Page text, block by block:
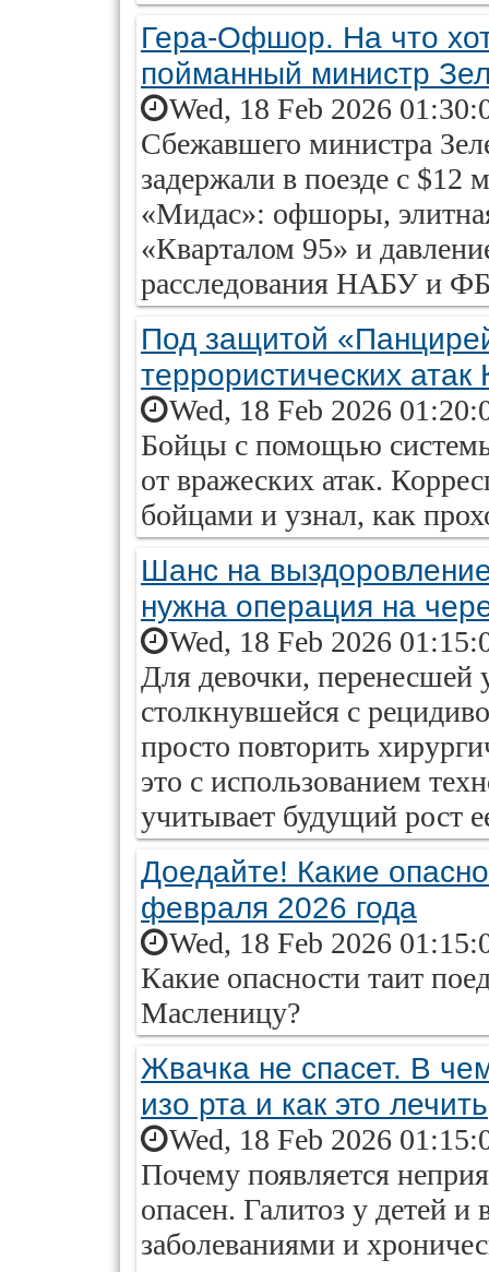
Гера-Офшор. На что
пойманный министр
Wed, 18 Feb 2026
Сбежавшего министра
задержали в поезде с $12
«Мидас»: офшоры,
«Кварталом 95» и
расследования НАБУ и
Под защитой
террористических атак
Wed, 18 Feb 2026
Бойцы с помощью
от вражеских атак.
бойцами и узнал, как
Шанс на
нужна операция на
Wed, 18 Feb 2026
Для девочки,
столкнувшейся с
просто повторить
это с использованием
учитывает будущий рост
Доедайте! Какие
февраля 2026 года
Wed, 18 Feb 2026
Какие опасности таит
Масленицу?
Жвачка не спасет. В
изо рта и как это лечить
Wed, 18 Feb 2026
Почему появляется
опасен. Галитоз у детей
заболеваниями и